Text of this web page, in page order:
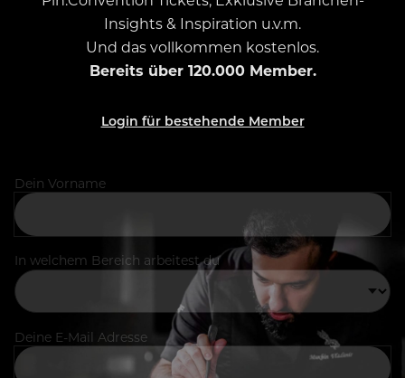
Insights & Inspiration u.v.m.
Und das vollkommen kostenlos.
Bereits über 120.000 Member.
Login für bestehende Member
Dein Vorname
In welchem Bereich arbeitest du
Deine E-Mail Adresse